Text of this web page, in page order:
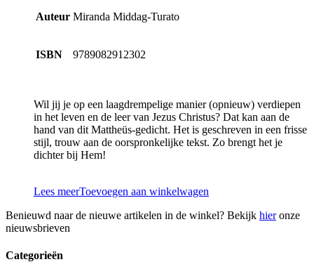
Auteur Miranda Middag-Turato
ISBN 9789082912302
Wil jij je op een laagdrempelige manier (opnieuw) verdiepen
in het leven en de leer van Jezus Christus? Dat kan aan de
hand van dit Mattheüs-gedicht. Het is geschreven in een frisse
stijl, trouw aan de oorspronkelijke tekst. Zo brengt het je
dichter bij Hem!
Lees meerToevoegen aan winkelwagen
Benieuwd naar de nieuwe artikelen in de winkel? Bekijk hieronze
nieuwsbrieven
Categorieën